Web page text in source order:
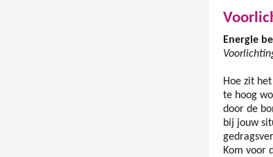
Energie
Hoe zit
te hoog
door de
bij jouw
Kom voor